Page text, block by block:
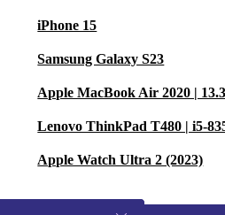
iPhone 15
Samsung Galaxy S23
Apple MacBook Air 2020 |
Lenovo ThinkPad T480 | i5-
Apple Watch Ultra 2 (2023)